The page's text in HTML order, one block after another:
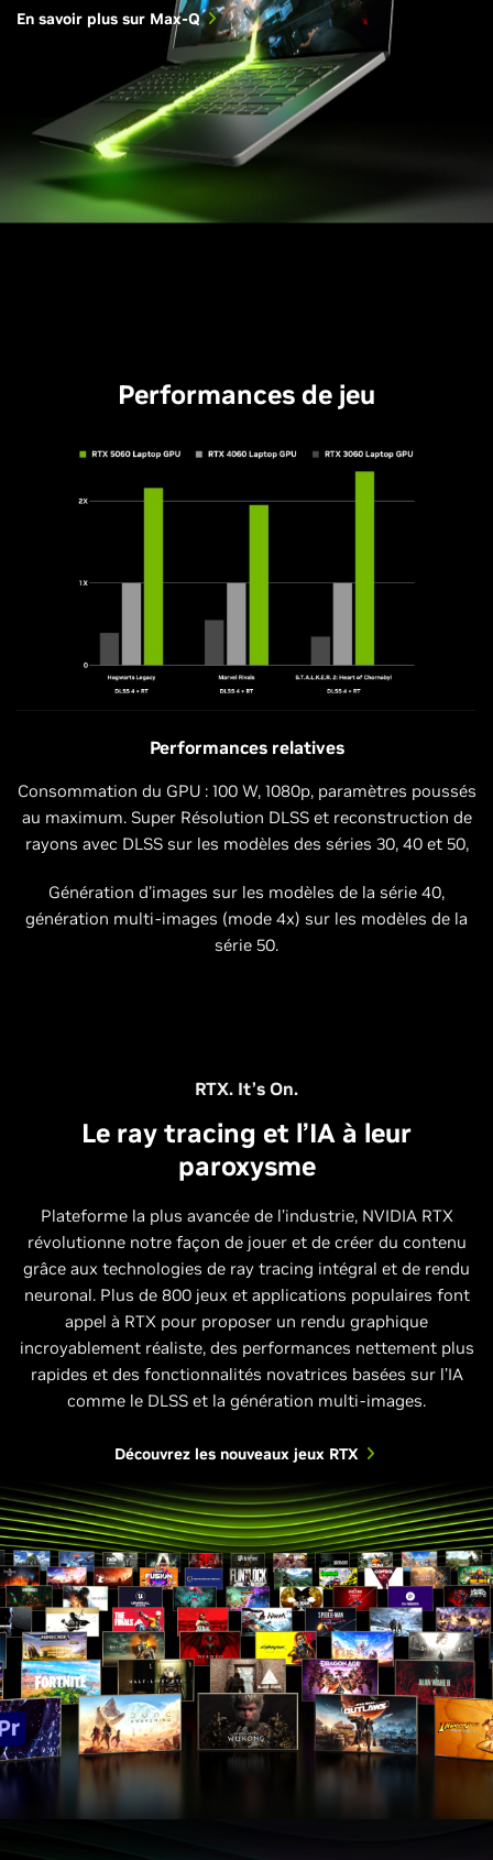
En savoir plus sur Max-Q
Performances de jeu
Performances relatives
Consommation du GPU : 100 W, 1080p, paramètres poussés
au maximum. Super Résolution DLSS et reconstruction de
rayons avec DLSS sur les modèles des séries 30, 40 et 50,
Génération d'images sur les modèles de la série 40,
génération multi-images (mode 4x) sur les modèles de la
série 50.
RTX. It’s On.
Le ray tracing et l’IA à leur
paroxysme
Plateforme la plus avancée de l’industrie, NVIDIA RTX
révolutionne notre façon de jouer et de créer du contenu
grâce aux technologies de ray tracing intégral et de rendu
neuronal. Plus de 800 jeux et applications populaires font
appel à RTX pour proposer un rendu graphique
incroyablement réaliste, des performances nettement plus
rapides et des fonctionnalités novatrices basées sur l’IA
comme le DLSS et la génération multi-images.
Découvrez les nouveaux jeux RTX